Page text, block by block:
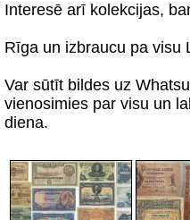
Interesē arī kolekcijas,
Rīga un izbraucu pa visu
Var sūtīt bildes uz
vienosimies par visu un
diena.